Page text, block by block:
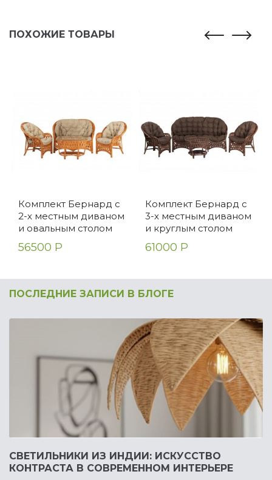
ПОХОЖИЕ ТОВАРЫ
Комплект Бернард с
2-х местным диваном
и овальным столом
56500 Р
Комплект Бернард с
3-х местным диваном
и круглым столом
61000 Р
ПОСЛЕДНИЕ ЗАПИСИ В БЛОГЕ
СВЕТИЛЬНИКИ ИЗ ИНДИИ: ИСКУССТВО
КОНТРАСТА В СОВРЕМЕННОМ ИНТЕРЬЕРЕ